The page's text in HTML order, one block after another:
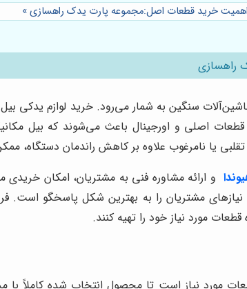
اهمیت خرید قطعات اصل:مجموعه پارت یدک راهسازی»
راهسازی
سنگین به شمار می‌رود. خرید لوازم یدکی بیل
اصلی و اورجینال باعث می‌شوند که بیل
تقلبی یا نامرغوب علاوه بر کاهش راندمان
و ارائه مشاوره فنی به مشتریان، امکان
مشتریان را به بهترین شکل پاسخگو است.
مورد نیاز خود را تهیه کنند.
مورد نیاز است تا محصول انتخاب شده کاملاً